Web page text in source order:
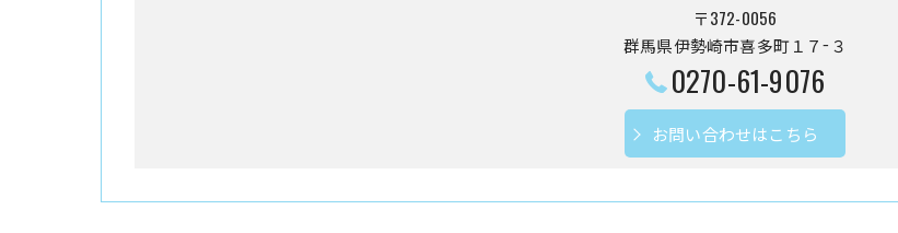
〒372-0056
群馬県伊勢崎市喜多町１７−３
0270-61-9076
お問い合わせはこちら